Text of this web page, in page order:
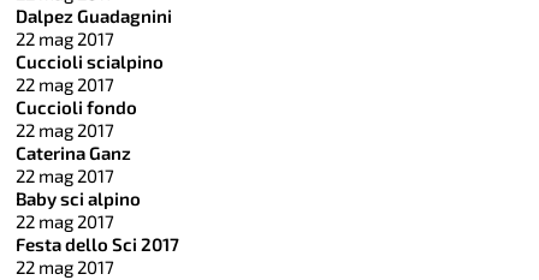
Dalpez Guadagnini
22 mag 2017
Cuccioli scialpino
22 mag 2017
Cuccioli fondo
22 mag 2017
Caterina Ganz
22 mag 2017
Baby sci alpino
22 mag 2017
Festa dello Sci 2017
22 mag 2017